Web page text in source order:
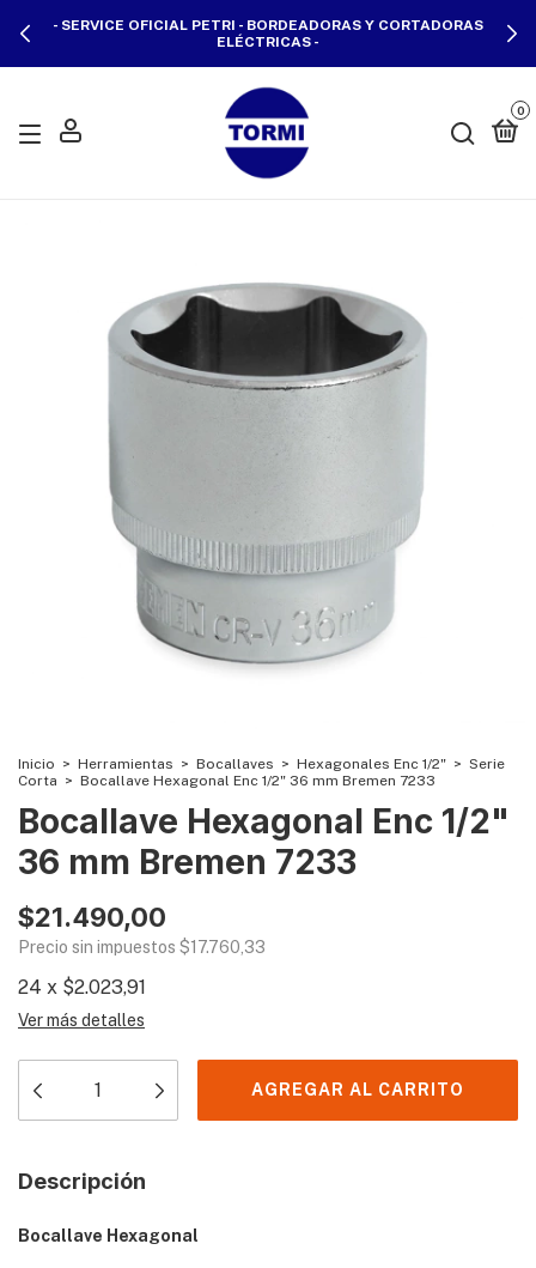
- SERVICE OFICIAL PETRI - BORDEADORAS Y CORTADORAS
ELÉCTRICAS -
0
Inicio > Herramientas > Bocallaves > Hexagonales Enc 1/2" > Serie
Corta > Bocallave Hexagonal Enc 1/2" 36 mm Bremen 7233
Bocallave Hexagonal Enc 1/2"
36 mm Bremen 7233
$21.490,00
Precio sin impuestos $17.760,33
24 x $2.023,91
Ver más detalles
Descripción
Bocallave Hexagonal